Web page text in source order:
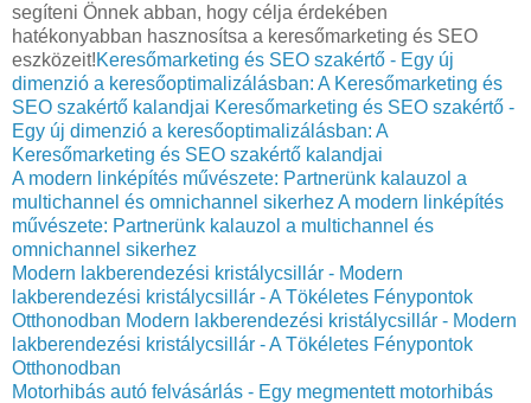
segíteni Önnek abban, hogy célja érdekében
hatékonyabban hasznosítsa a keresőmarketing és SEO
eszközeit!Keresőmarketing és SEO szakértő - Egy új
dimenzió a keresőoptimalizálásban: A Keresőmarketing és
SEO szakértő kalandjai Keresőmarketing és SEO szakértő -
Egy új dimenzió a keresőoptimalizálásban: A
Keresőmarketing és SEO szakértő kalandjai
A modern linképítés művészete: Partnerünk kalauzol a
multichannel és omnichannel sikerhez A modern linképítés
művészete: Partnerünk kalauzol a multichannel és
omnichannel sikerhez
Modern lakberendezési kristálycsillár - Modern
lakberendezési kristálycsillár - A Tökéletes Fénypontok
Otthonodban Modern lakberendezési kristálycsillár - Modern
lakberendezési kristálycsillár - A Tökéletes Fénypontok
Otthonodban
Motorhibás autó felvásárlás - Egy megmentett motorhibás